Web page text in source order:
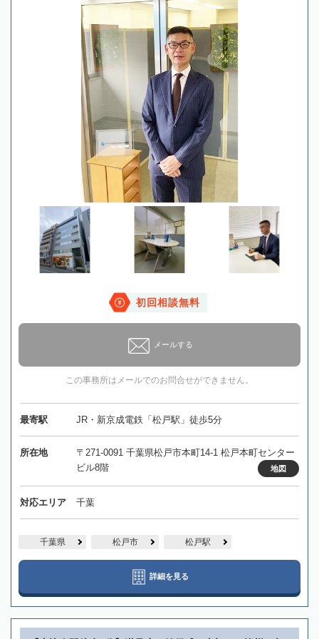
初回相談無料
メールする
この事務所はメールでのお問合せができません。
最寄駅 JR・新京成電鉄「松戸駅」徒歩5分
所在地
〒271-0091 千葉県松戸市本町14-1 松戸本町センター
ビル8階
地図
対応エリア 千葉
千葉県 松戸市 松戸駅
詳細を見る